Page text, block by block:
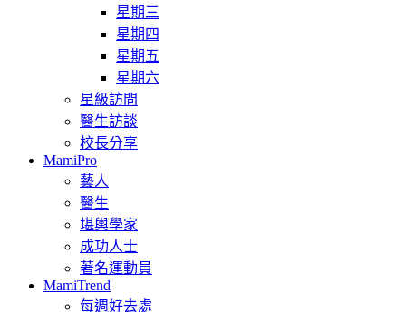
星期三
星期四
星期五
星期六
星級訪問
醫生訪談
校長分享
MamiPro
藝人
醫生
堪輿學家
成功人士
著名運動員
MamiTrend
每週好去處